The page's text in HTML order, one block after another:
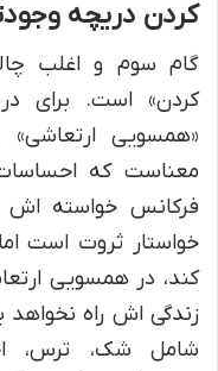
کردن دریچه
گام سوم و اغلب
کردن» است. برای
«همسویی ارتعاشی»
معناست که
فرکانس خواسته اش
خواستار ثروت است
کند، در همسویی
زندگی اش راه
شامل شک، ترس،